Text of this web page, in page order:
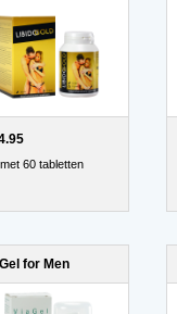
60 tabletten
for Men